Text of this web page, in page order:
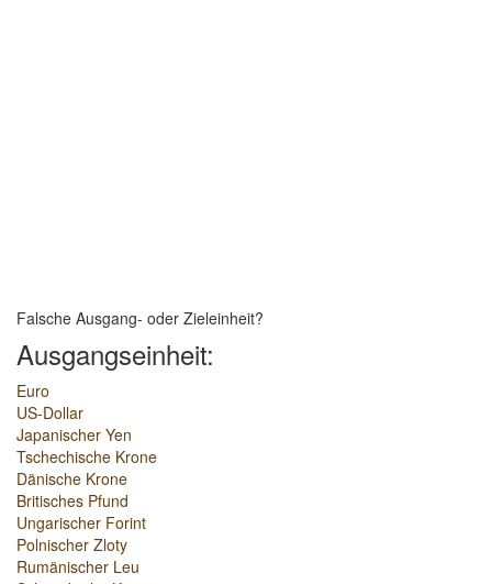
Falsche Ausgang- oder Zieleinheit?
Ausgangseinheit:
Euro
US-Dollar
Japanischer Yen
Tschechische Krone
Dänische Krone
Britisches Pfund
Ungarischer Forint
Polnischer Zloty
Rumänischer Leu